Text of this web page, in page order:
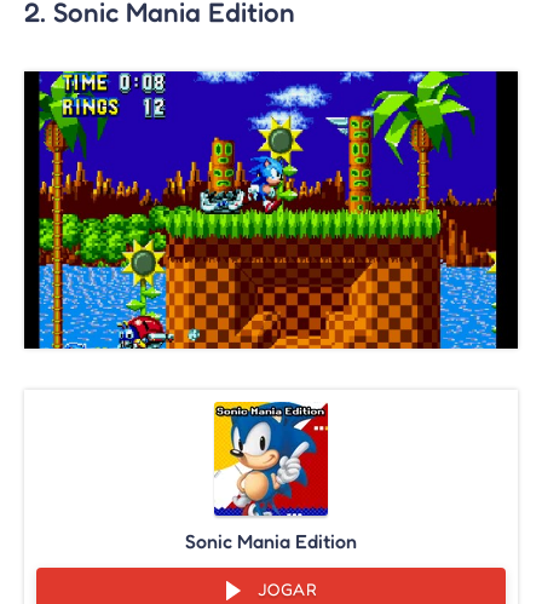
2. Sonic Mania Edition
Sonic Mania Edition
JOGAR